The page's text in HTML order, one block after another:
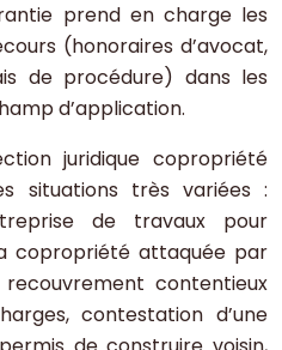
prend en charge les
(honoraires d’avocat,
de procédure) dans les
d’application.
juridique copropriété
situations très variées :
de travaux pour
copropriété attaquée par
contentieux
contestation d’une